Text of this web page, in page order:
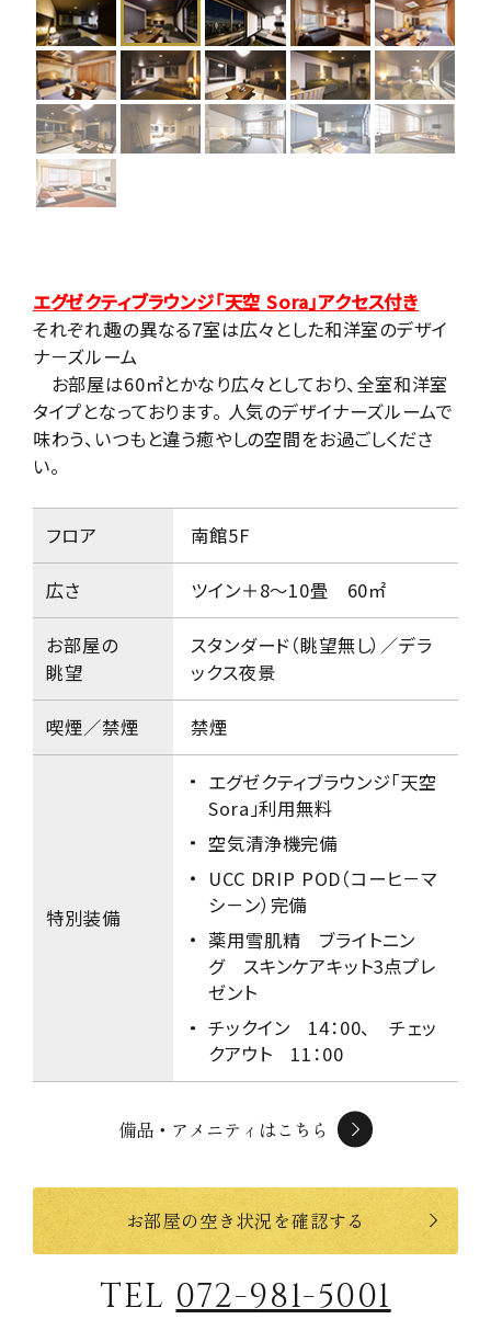
エグゼクティブラウンジ「天空 Sora」アクセス付き
それぞれ趣の異なる7室は広々とした和洋室のデザイ
ナ－ズルーム
お部屋は60㎡とかなり広々としており、全室和洋室
タイプとなっております。 人気のデザイナーズルームで
味わう、いつもと違う癒やしの空間をお過ごしくださ
い。
フロア 南館5F
広さ ツイン＋8～10畳 60㎡
お部屋の
眺望
スタンダード（眺望無し）／デラ
ックス夜景
喫煙／禁煙 禁煙
特別装備
エグゼクティブラウンジ「天空
Sora」利用無料
空気清浄機完備
UCC DRIP POD（コーヒ－マ
シ－ン）完備
薬用雪肌精 ブライトニン
グ スキンケアキット3点プレ
ゼント
チックイン 14：00、 チェッ
クアウト 11：00
備品・アメニティはこちら
お部屋の空き状況を確認する
TEL 072-981-5001